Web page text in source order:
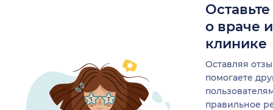
о враче
клинике
Оставляя
помогаете
правильное